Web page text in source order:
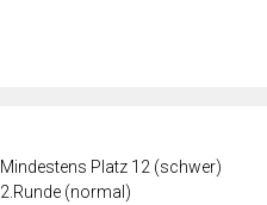
Mindestens Platz 12 (schwer)
2.Runde (normal)